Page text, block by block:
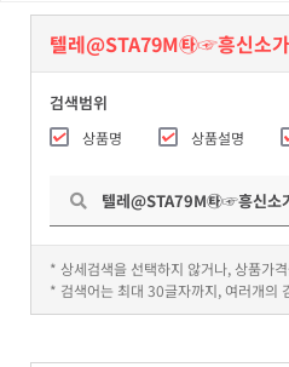
텔레@STA79M㉹☞흥신소
검색범위
상품명 상품설명
* 상세검색을 선택하지 않거나, 상품가
* 검색어는 최대 30글자까지, 여러개의